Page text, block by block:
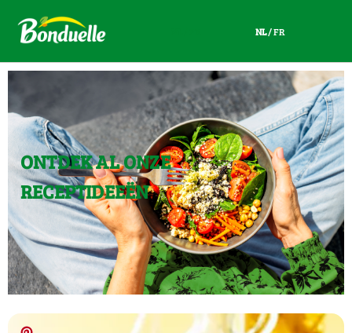
NL/FR
ONTDEK AL ONZE
RECEPTIDEEËN